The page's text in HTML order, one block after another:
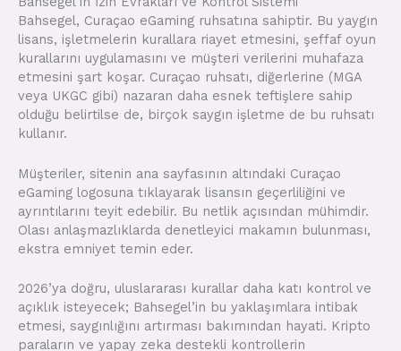
Bahsegel, Curaçao eGaming ruhsatına sahiptir. Bu yaygın
lisans, işletmelerin kurallara riayet etmesini, şeffaf oyun
kurallarını uygulamasını ve müşteri verilerini muhafaza
etmesini şart koşar. Curaçao ruhsatı, diğerlerine (MGA
veya UKGC gibi) nazaran daha esnek teftişlere sahip
olduğu belirtilse de, birçok saygın işletme de bu ruhsatı
kullanır.
Müşteriler, sitenin ana sayfasının altındaki Curaçao
eGaming logosuna tıklayarak lisansın geçerliliğini ve
ayrıntılarını teyit edebilir. Bu netlik açısından mühimdir.
Olası anlaşmazlıklarda denetleyici makamın bulunması,
ekstra emniyet temin eder.
2026’ya doğru, uluslararası kurallar daha katı kontrol ve
açıklık isteyecek; Bahsegel’in bu yaklaşımlara intibak
etmesi, saygınlığını artırması bakımından hayati. Kripto
paraların ve yapay zeka destekli kontrollerin